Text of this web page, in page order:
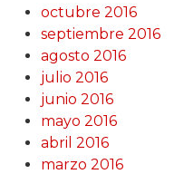
octubre 2016
septiembre 2016
agosto 2016
julio 2016
junio 2016
mayo 2016
abril 2016
marzo 2016